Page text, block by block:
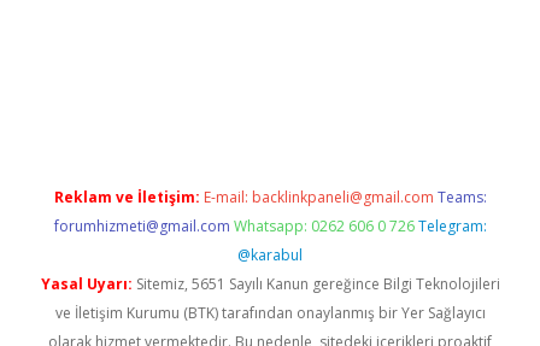
Reklam ve İletişim: E-mail: backlinkpaneli@gmail.com Teams:
forumhizmeti@gmail.com Whatsapp: 0262 606 0 726 Telegram:
@karabul
Yasal Uyarı: Sitemiz, 5651 Sayılı Kanun gereğince Bilgi Teknolojileri
ve İletişim Kurumu (BTK) tarafından onaylanmış bir Yer Sağlayıcı
olarak hizmet vermektedir. Bu nedenle, sitedeki içerikleri proaktif